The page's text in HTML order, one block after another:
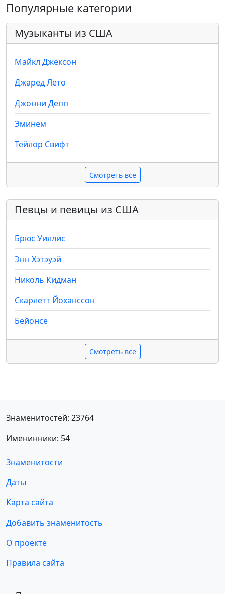
Популярные категории
Музыканты из США
Майкл Джексон
Джаред Лето
Джонни Депп
Эминем
Тейлор Свифт
Смотреть все
Певцы и певицы из США
Брюс Уиллис
Энн Хэтэуэй
Николь Кидман
Скарлетт Йоханссон
Бейонсе
Смотреть все
Знаменитостей: 23764
Именинники: 54
Знаменитости
Даты
Карта сайта
Добавить знаменитость
О проекте
Правила сайта